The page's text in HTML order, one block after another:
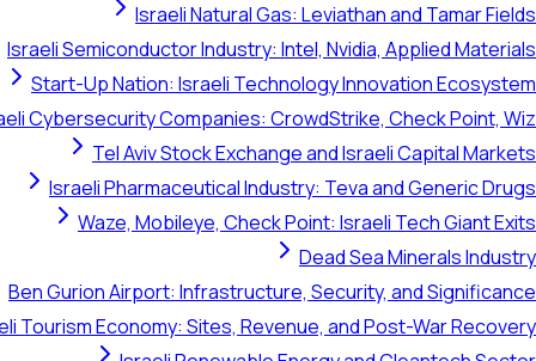
Israeli Natural Gas: Leviathan and Tamar Fields
Israeli Semiconductor Industry: Intel, Nvidia, Applied Materials
Start-Up Nation: Israeli Technology Innovation Ecosystem
Cybersecurity Companies: CrowdStrike, Check Point, Wiz
Tel Aviv Stock Exchange and Israeli Capital Markets
Israeli Pharmaceutical Industry: Teva and Generic Drugs
Waze, Mobileye, Check Point: Israeli Tech Giant Exits
Dead Sea Minerals Industry
Ben Gurion Airport: Infrastructure, Security, and Significance
Tourism Economy: Sites, Revenue, and Post-War Recovery